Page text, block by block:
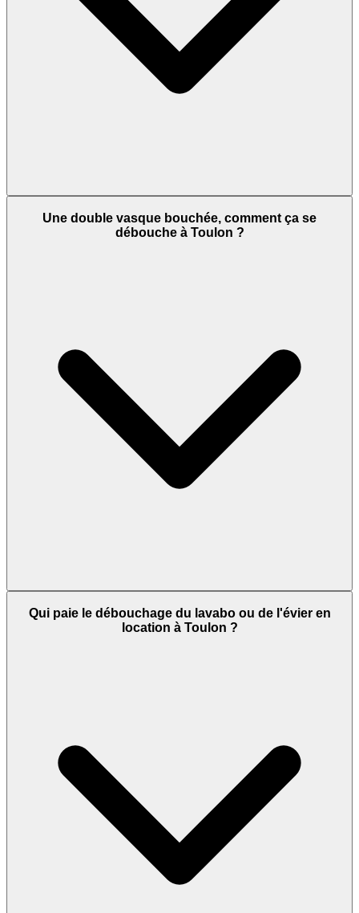
Une double vasque bouchée, comment ça se
débouche à Toulon ?
Qui paie le débouchage du lavabo ou de l'évier en
location à Toulon ?